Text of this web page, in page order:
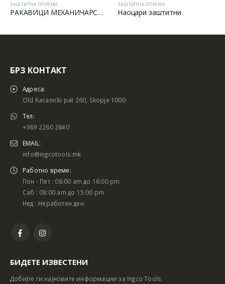
РАКАВИЦИ МЕХАНИЧАРСКИ
ЗАШТИТНА ОПРЕМА
Наоцари заштитни
ЗАШТИТНА ОПРЕМА
ЗАШТИТНИ РАКАВИЦИ
БРЗ КОНТАКТ
Адреса:
Old Kacanicki pat 260, Skopje 1000
Тел:
+389 2260 2840
EMAIL:
info@ingcotools.mk
Работно време:
Пон - Пет : 08:00 am до 16:00 pm
Саб : 08:00 am до 15:00 pm
Нед : Неработен ден
БИДЕТЕ ИЗВЕСТЕНИ
Добијте ги најновите информации за Ingco Tools.